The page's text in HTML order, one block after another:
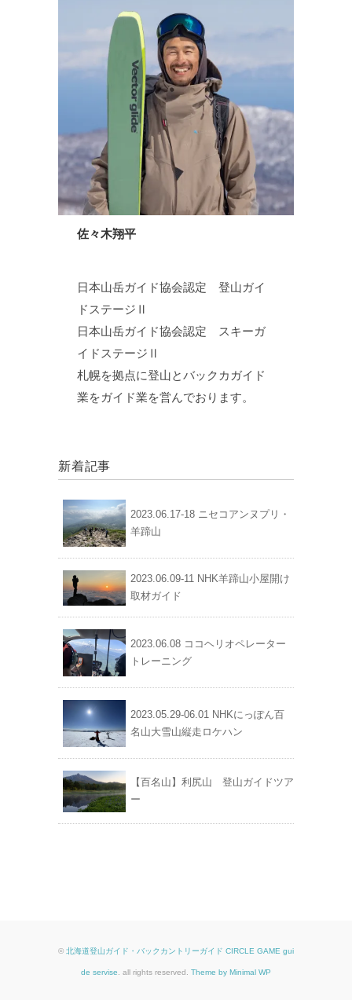
佐々木翔平
日本山岳ガイド協会認定 登山ガイ
ドステージⅡ
日本山岳ガイド協会認定 スキーガ
イドステージⅡ
札幌を拠点に登山とバックカガイド
業をガイド業を営んでおります。
新着記事
2023.06.17-18 ニセコアンヌプリ・
羊蹄山
2023.06.09-11 NHK羊蹄山小屋開け
取材ガイド
2023.06.08 ココヘリオペレーター
トレーニング
2023.05.29-06.01 NHKにっぽん百
名山大雪山縦走ロケハン
【百名山】利尻山 登山ガイドツア
ー
© 北海道登山ガイド・バックカントリーガイド CIRCLE GAME gui
de servise . all rights reserved. Theme by Minimal WP